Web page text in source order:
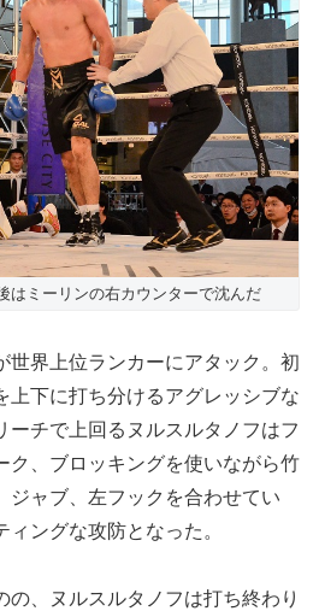
はミーリンの右カウンターで沈んだ
世界上位ランカーにアタック。初
上下に打ち分けるアグレッシブな
ーチで上回るヌルスルタノフはフ
ク、ブロッキングを使いながら竹
ジャブ、左フックを合わせてい
ィングな攻防となった。
の、ヌルスルタノフは打ち終わり